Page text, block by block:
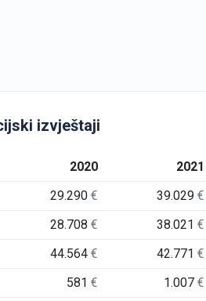
izvještaji
2020 2021
29.290€ 39.029€
28.708€ 38.021€
44.564€ 42.771€
581€ 1.007€